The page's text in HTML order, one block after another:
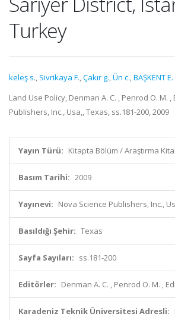
Turkey
keleş s., Sivrikaya F.,Çakır g.,Ün c.,BAŞKENT E.
Land Use Policy, Denman A. C. , Penrod O. M.
Publishers, Inc., Usa,, Texas, ss.181-200, 2009
Yayın Türü: Kitapta Bölüm / Araştırma
Basım Tarihi: 2009
Yayınevi: Nova Science Publishers, Inc.,
Basıldığı Şehir: Texas
Sayfa Sayıları: ss.181-200
Editörler: Denman A. C. , Penrod O. M. ,
Karadeniz Teknik Üniversitesi Adresli: